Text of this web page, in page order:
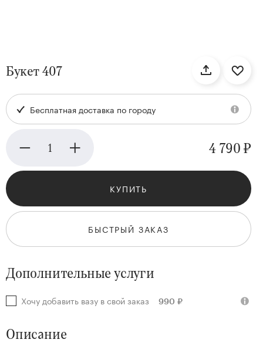
Kenzan
Collection
Букет 407
Бесплатная доставка по городу
4 790 ₽
КУПИТЬ
БЫСТРЫЙ ЗАКАЗ
Дополнительные услуги
Хочу добавить вазу в свой заказ 990 ₽
Описание